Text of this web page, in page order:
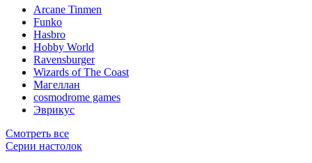
Arcane Tinmen
Funko
Hasbro
Hobby World
Ravensburger
Wizards of The Coast
Магеллан
сosmodrome games
Эврикус
Смотреть все
Серии настолок